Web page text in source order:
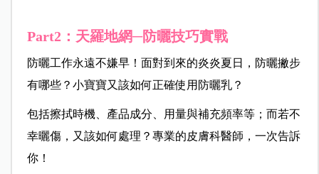
Part2：天羅地網─防曬技巧實戰
防曬工作永遠不嫌早！面對到來的炎炎夏日，防曬撇步
有哪些？小寶寶又該如何正確使用防曬乳？
包括擦拭時機、產品成分、用量與補充頻率等；而若不
幸曬傷，又該如何處理？專業的皮膚科醫師，一次告訴
你！